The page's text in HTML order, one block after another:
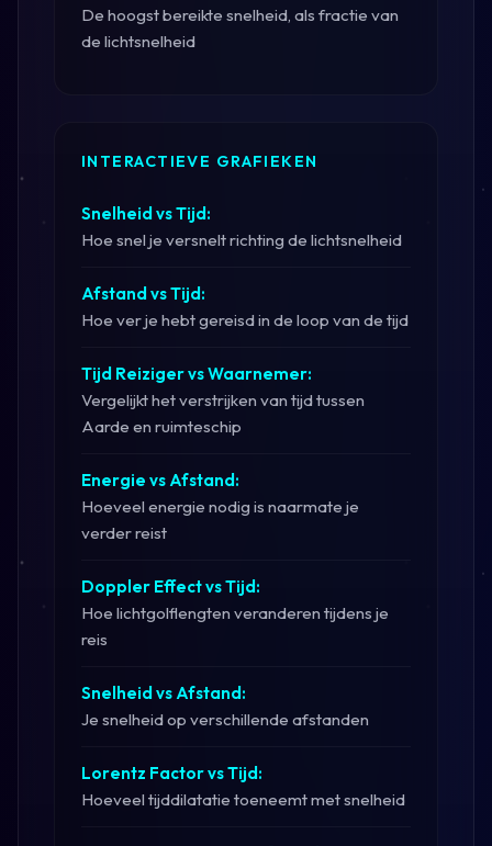
De hoogst bereikte snelheid, als fractie van
de lichtsnelheid
INTERACTIEVE GRAFIEKEN
Snelheid vs Tijd:
Hoe snel je versnelt richting de lichtsnelheid
Afstand vs Tijd:
Hoe ver je hebt gereisd in de loop van de tijd
Tijd Reiziger vs Waarnemer:
Vergelijkt het verstrijken van tijd tussen
Aarde en ruimteschip
Energie vs Afstand:
Hoeveel energie nodig is naarmate je
verder reist
Doppler Effect vs Tijd:
Hoe lichtgolflengten veranderen tijdens je
reis
Snelheid vs Afstand:
Je snelheid op verschillende afstanden
Lorentz Factor vs Tijd:
Hoeveel tijddilatatie toeneemt met snelheid